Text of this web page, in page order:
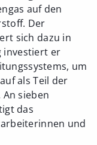
auf den
Der
sich dazu in
investiert er
um
als Teil der
sieben
das
und